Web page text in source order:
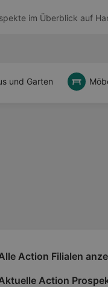
im Überblick auf
und Garten
Action Filialen
Action